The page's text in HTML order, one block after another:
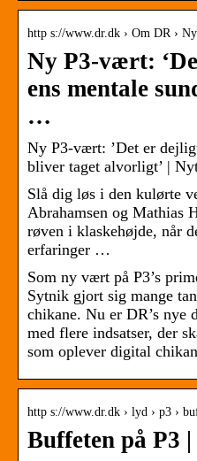
http s://www.dr.dk › Om DR ›
Ny P3-vært:
ens mentale
…
Ny P3-vært: ’Det er
bliver taget alvorligt’ |
Slå dig løs i den kulørte
Abrahamsen og Mathias
røven i klaskehøjde, når
erfaringer …
Som ny vært på P3’s
Sytnik gjort sig mange
chikane. Nu er DR’s
med flere indsatser, der
som oplever digital
http s://www.dr.dk › lyd › p3 ›
Buffeten på P3